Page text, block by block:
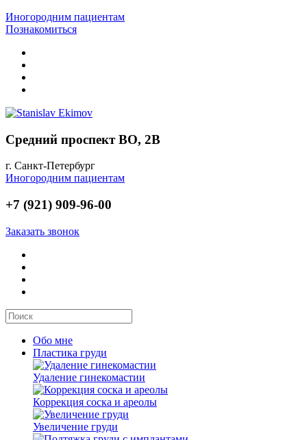
Иногородним пациентам
Познакомиться
Средний проспект ВО, 2В
г. Санкт-Петербург
Иногородним пациентам
+7 (921) 909-96-00
Заказать звонок
Обо мне
Пластика груди
Удаление гинекомастии
Коррекция соска и ареолы
Увеличение груди